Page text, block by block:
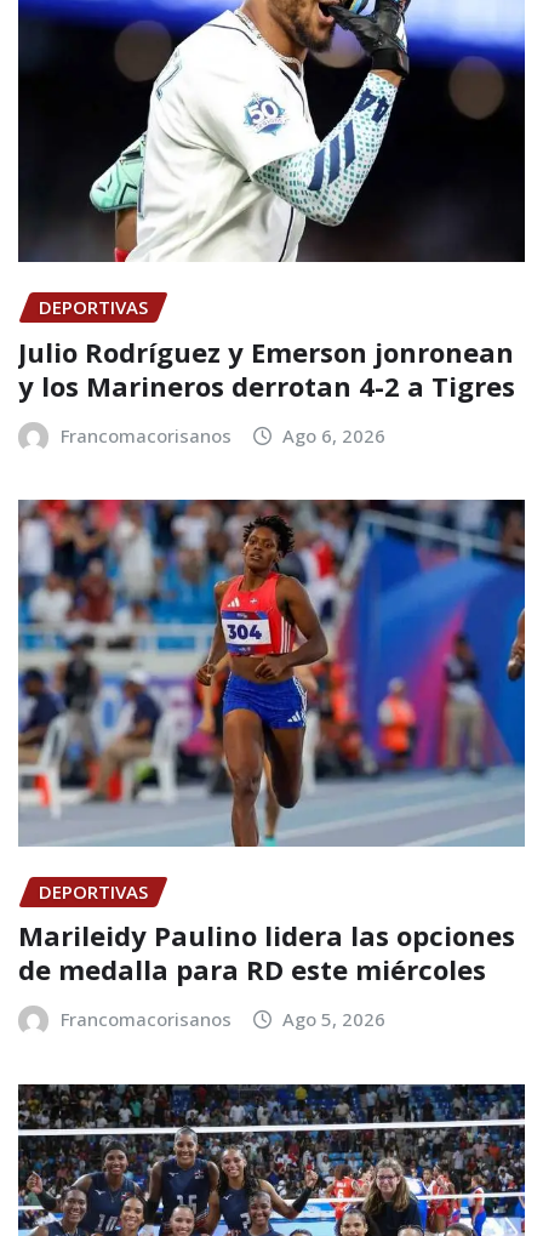
DEPORTIVAS
Julio Rodríguez y Emerson jonronean
y los Marineros derrotan 4-2 a Tigres
Francomacorisanos Ago 6, 2026
DEPORTIVAS
Marileidy Paulino lidera las opciones
de medalla para RD este miércoles
Francomacorisanos Ago 5, 2026